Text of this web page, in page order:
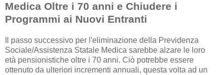
Medica Oltre i 70 anni e Chiudere i
Programmi ai Nuovi Entranti
Il passo successivo per l'eliminazione della Previdenza
Sociale/Assistenza Statale Medica sarebbe alzare le loro
età pensionistiche oltre i 70 anni. Ciò potrebbe essere
ottenuto da ulteriori incrementi annuali, questa volta ad un